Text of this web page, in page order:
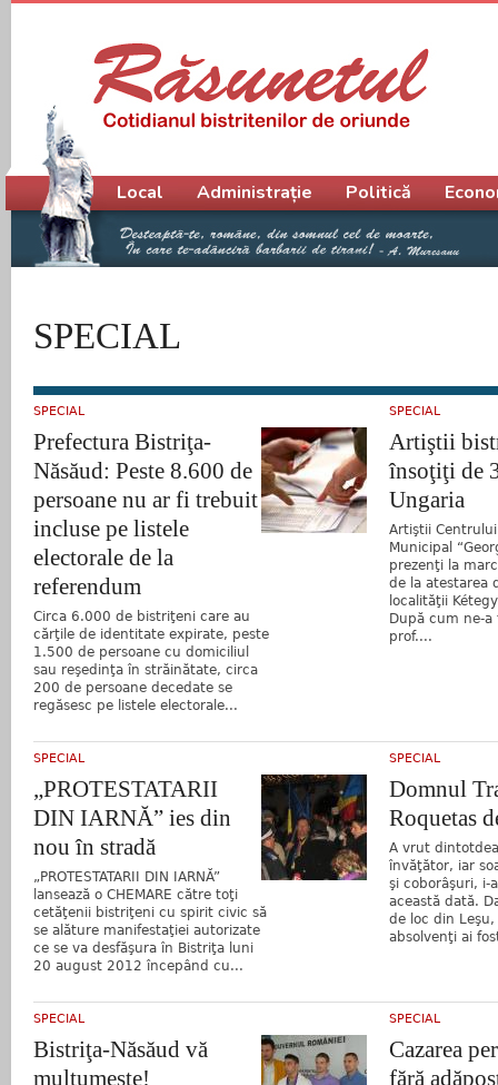
SPECIAL
SPECIAL
Prefectura Bistriţa-
Năsăud: Peste 8.600 de
persoane nu ar fi trebuit
incluse pe listele
electorale de la
referendum
Circa 6.000 de bistriţeni care au
cărţile de identitate expirate, peste
1.500 de persoane cu domiciliul
sau reşedinţa în străinătate, circa
200 de persoane decedate se
regăsesc pe listele electorale...
SPECIAL
Artiştii
însoţiţi de
Ungaria
Artiştii
Municipal
prezenţi la
de la atestarea
localităţii
După cum ne-
prof....
SPECIAL
„PROTESTATARII
DIN IARNĂ” ies din
nou în stradă
„PROTESTATARII DIN IARNĂ”
lansează o CHEMARE către toţi
cetăţenii bistriţeni cu spirit civic să
se alăture manifestaţiei autorizate
ce se va desfăşura în Bistriţa luni
20 august 2012 începând cu...
SPECIAL
Domnul
Roquetas
A vrut
învăţător, iar
şi coborâşuri, i-
această dată.
de loc din
absolvenţi ai
SPECIAL
Bistriţa-Năsăud vă
mulţumeşte!
SPECIAL
Cazarea
fără
Meniu principal
Local Administrație Politică